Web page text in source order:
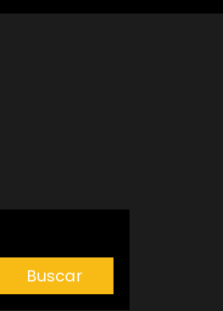
Buscar